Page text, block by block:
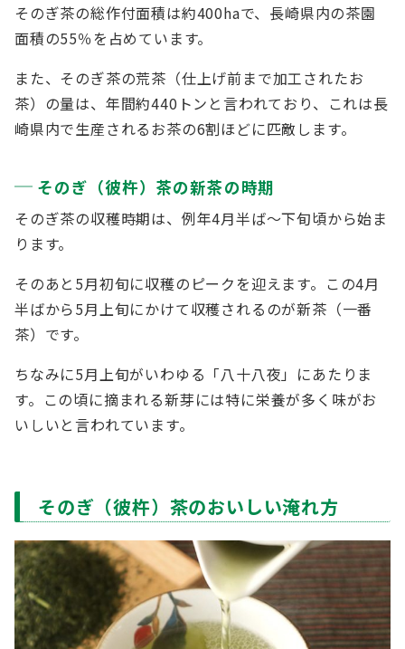
そのぎ茶の総作付面積は約400haで、長崎県内の茶園
面積の55％を占めています。
また、そのぎ茶の荒茶（仕上げ前まで加工されたお
茶）の量は、年間約440トンと言われており、これは長
崎県内で生産されるお茶の6割ほどに匹敵します。
そのぎ（彼杵）茶の新茶の時期
そのぎ茶の収穫時期は、例年4月半ば～下旬頃から始ま
ります。
そのあと5月初旬に収穫のピークを迎えます。この4月
半ばから5月上旬にかけて収穫されるのが新茶（一番
茶）です。
ちなみに5月上旬がいわゆる「八十八夜」にあたりま
す。この頃に摘まれる新芽には特に栄養が多く味がお
いしいと言われています。
そのぎ（彼杵）茶のおいしい淹れ方